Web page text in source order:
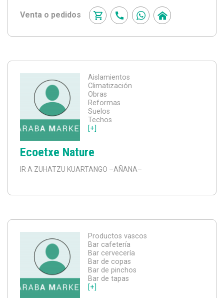
Venta o pedidos
Aislamientos
Climatización
Obras
Reformas
Suelos
Techos
[+]
Ecoetxe Nature
IR A ZUHATZU KUARTANGO –AÑANA–
Productos vascos
Bar cafetería
Bar cervecería
Bar de copas
Bar de pinchos
Bar de tapas
[+]